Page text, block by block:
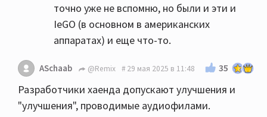
точно уже не вспомню, но были и эти и
IeGO (в основном в американских
аппаратах) и еще что-то.
ASchaab @Remix 29 мая 2025 в 11:48 35
Разработчики хаенда допускают улучшения и
"улучшения", проводимые аудиофилами.